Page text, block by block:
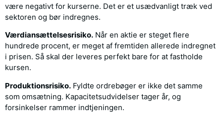
være negativt for kurserne. Det er et usædvanligt træk ved
sektoren og bør indregnes.
Værdiansættelsesrisiko. Når en aktie er steget flere
hundrede procent, er meget af fremtiden allerede indregnet
i prisen. Så skal der leveres perfekt bare for at fastholde
kursen.
Produktionsrisiko. Fyldte ordrebøger er ikke det samme
som omsætning. Kapacitetsudvidelser tager år, og
forsinkelser rammer indtjeningen.